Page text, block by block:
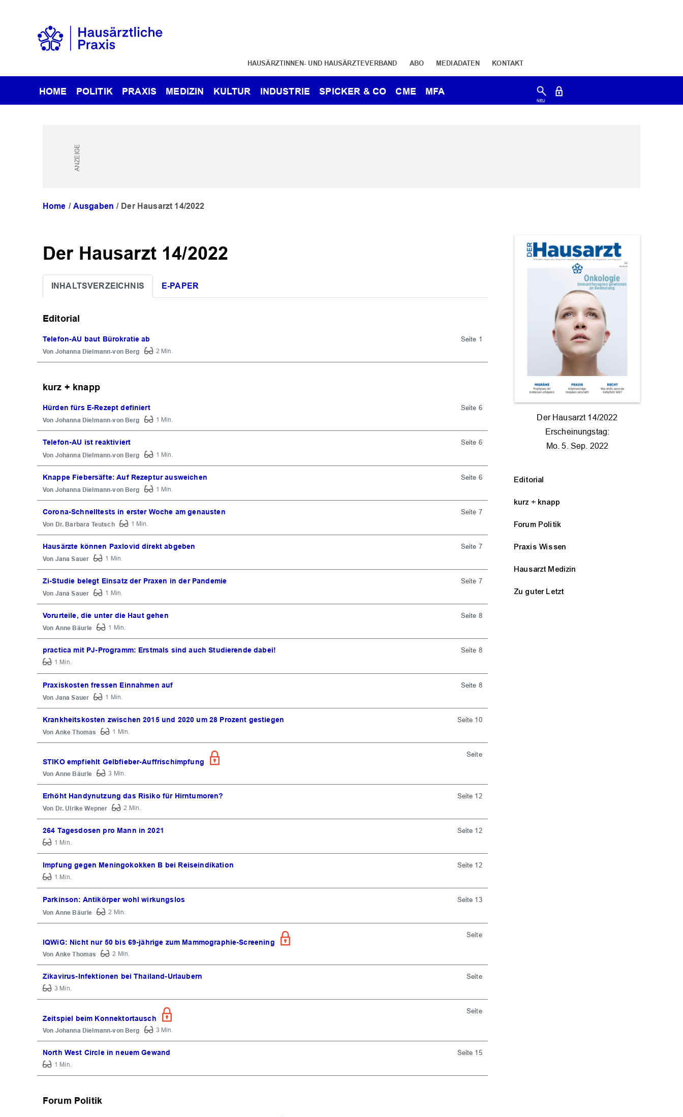
HAUSÄRZTINNEN- UND HAUSÄRZTEVERBAND ABO MEDIADATEN KONTAKT
HOME POLITIK PRAXIS MEDIZIN KULTUR INDUSTRIE SPICKER & CO CME MFA
Home Ausgaben Der Hausarzt 14/2022
Der Hausarzt 14/2022
INHALTSVERZEICHNIS E-PAPER
Editorial
Telefon-AU baut Bürokratie ab
Seite 1
Johanna Dielmann-von Berg
2 Min.
kurz + knapp
Hürden fürs E-Rezept definiert
Seite 6
Johanna Dielmann-von Berg
1 Min.
Telefon-AU ist reaktiviert
Seite 6
Johanna Dielmann-von Berg
1 Min.
Knappe Fiebersäfte: Auf Rezeptur ausweichen
Seite 6
Johanna Dielmann-von Berg
1 Min.
Corona-Schnelltests in erster Woche am genausten
Seite 7
Dr. Barbara Teutsch
1 Min.
Hausärzte können Paxlovid direkt abgeben
Seite 7
Jana Sauer
1 Min.
Zi-Studie belegt Einsatz der Praxen in der Pandemie
Seite 7
Jana Sauer
1 Min.
Vorurteile, die unter die Haut gehen
Seite 8
Anne Bäurle
1 Min.
practica mit PJ-Programm: Erstmals sind auch Studierende dabei! Seite 8
1 Min.
Praxiskosten fressen Einnahmen auf
Seite 8
Jana Sauer
1 Min.
Krankheitskosten zwischen 2015 und 2020 um 28 Prozent gestiegen
Seite 10
Anke Thomas
1 Min.
STIKO empfiehlt Gelbfieber-Auffrischimpfung
Seite
Anne Bäurle 3 Min.
Erhöht Handynutzung das Risiko für Hirntumoren?
Seite 12
Dr. Ulrike Wepner
2 Min.
264 Tagesdosen pro Mann in 2021 Seite 12
1 Min.
Impfung gegen Meningokokken B bei Reiseindikation Seite 12
1 Min.
Parkinson: Antikörper wohl wirkungslos
Seite 13
Anne Bäurle
2 Min.
IQWiG: Nicht nur 50 bis 69-jährige zum Mammographie-Screening
Seite
Anke Thomas 2 Min.
Zikavirus-Infektionen bei Thailand-Urlaubern Seite
3 Min.
Zeitspiel beim Konnektortausch
Seite
Johanna Dielmann-von Berg 3 Min.
North West Circle in neuem Gewand Seite 15
1 Min.
Forum Politik
Der Hausarzt 14/2022
Erscheinungstag:
Mo. 5. Sep. 2022
Editorial
kurz + knapp
Forum Politik
Praxis Wissen
Hausarzt Medizin
Zu guter Letzt